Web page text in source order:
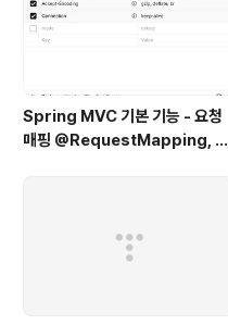
Spring MVC 기본 기능 - 요청
매핑 @RequestMapping, @